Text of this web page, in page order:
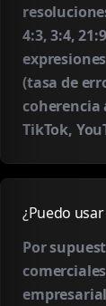
4:3, 3:4,
(tasa de
TikTok,
¿Puedo
Por